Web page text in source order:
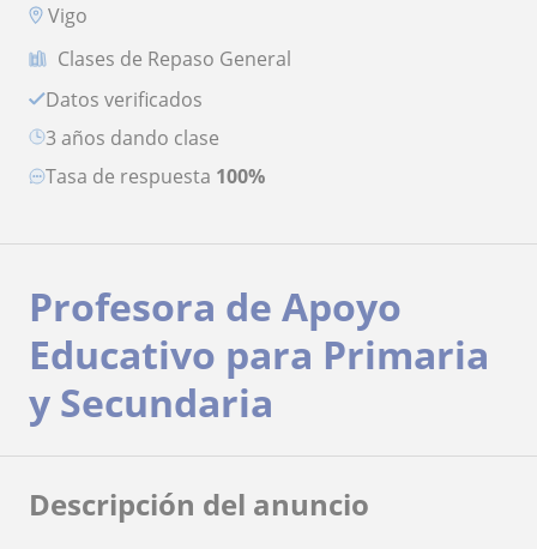
Vigo
Clases de Repaso General
Datos verificados
3 años dando clase
Tasa de respuesta 100%
Profesora de Apoyo
Educativo para Primaria
y Secundaria
Descripción del anuncio